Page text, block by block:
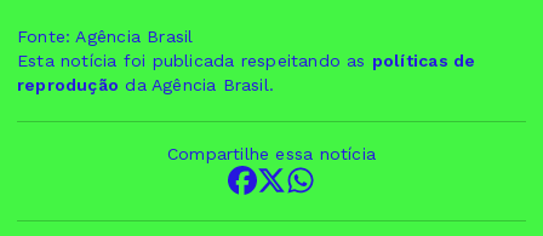
Fonte: Agência Brasil
Esta notícia foi publicada respeitando as políticas de
reprodução da Agência Brasil.
Compartilhe essa notícia